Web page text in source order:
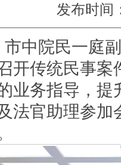
发布时间
市中院民一庭
开传统民事
业务指导，
法官助理参